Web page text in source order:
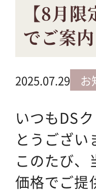
【8月
でご案内
2025.07.29 お
いつもDS
とうござい
このたび
価格でご提